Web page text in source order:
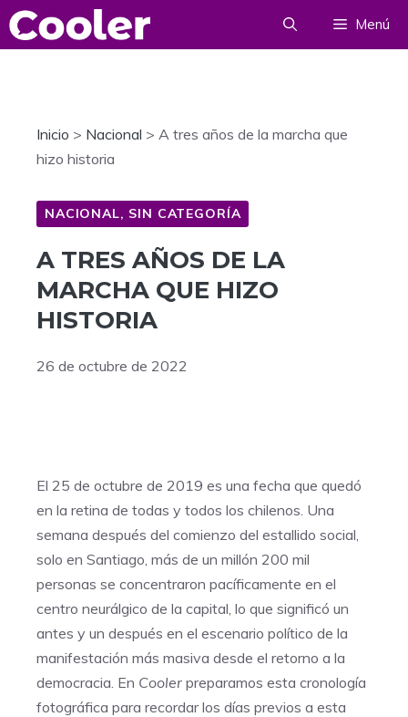
Saltar
al
Menú
Inicio > Nacional > A tres años de la marcha que
hizo historia
NACIONAL, SIN CATEGORÍA
A TRES AÑOS DE LA
MARCHA QUE HIZO
HISTORIA
26 de octubre de 2022
El 25 de octubre de 2019 es una fecha que quedó
en la retina de todas y todos los chilenos. Una
semana después del comienzo del estallido social,
solo en Santiago, más de un millón 200 mil
personas se concentraron pacíficamente en el
centro neurálgico de la capital, lo que significó un
antes y un después en el escenario político de la
manifestación más masiva desde el retorno a la
democracia. En Cooler preparamos esta cronología
fotográfica para recordar los días previos a esta